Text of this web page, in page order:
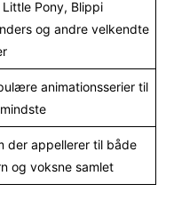
Little Pony, Blippi
og andre velkendte
animationsserier til
der appellerer til både
og voksne samlet